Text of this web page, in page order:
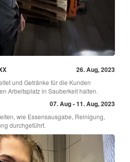
26. Aug, 2023
und Getränke für die Kunden
Arbeitsplatz in Sauberkeit halten.
07. Aug - 11. Aug, 2023
wie Essensausgabe, Reinigung,
durchgeführt.